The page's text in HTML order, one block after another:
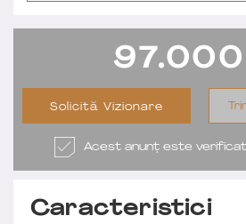
97.000
Solicită Vizionare
Acest anunț este
Caracteristici